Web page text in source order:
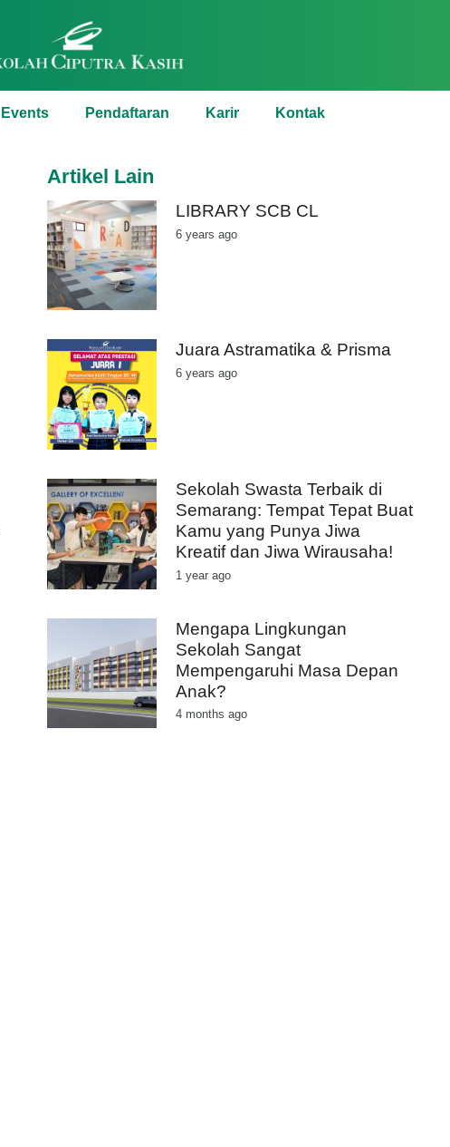
Events Pendaftaran Karir Kontak
Artikel Lain
LIBRARY SCB CL
6 years ago
Juara Astramatika & Prisma
6 years ago
Sekolah Swasta Terbaik di
Semarang: Tempat Tepat Buat
Kamu yang Punya Jiwa
Kreatif dan Jiwa Wirausaha!
1 year ago
Mengapa Lingkungan
Sekolah Sangat
Mempengaruhi Masa Depan
Anak?
4 months ago